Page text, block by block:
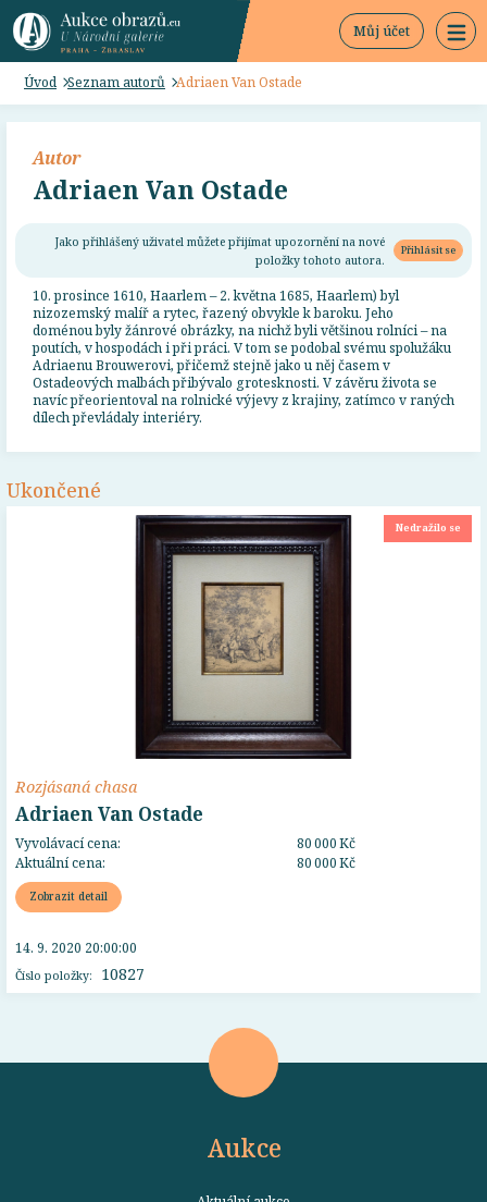
Můj účet
Úvod Seznam autorů Adriaen Van Ostade
Autor
Adriaen Van Ostade
Jako přihlášený uživatel můžete přijímat upozornění na nové
položky tohoto autora.
Přihlásit se
10. prosince 1610, Haarlem – 2. května 1685, Haarlem) byl
nizozemský malíř a rytec, řazený obvykle k baroku. Jeho
doménou byly žánrové obrázky, na nichž byli většinou rolníci – na
poutích, v hospodách i při práci. V tom se podobal svému spolužáku
Adriaenu Brouwerovi, přičemž stejně jako u něj časem v
Ostadeových malbách přibývalo grotesknosti. V závěru života se
navíc přeorientoval na rolnické výjevy z krajiny, zatímco v raných
dílech převládaly interiéry.
Ukončené
Nedražilo se
Rozjásaná chasa
Adriaen Van Ostade
Vyvolávací cena:
80 000 Kč
Aktuální cena:
80 000 Kč
Zobrazit detail
Číslo položky: 10827
14. 9. 2020 20:00:00
Aukce